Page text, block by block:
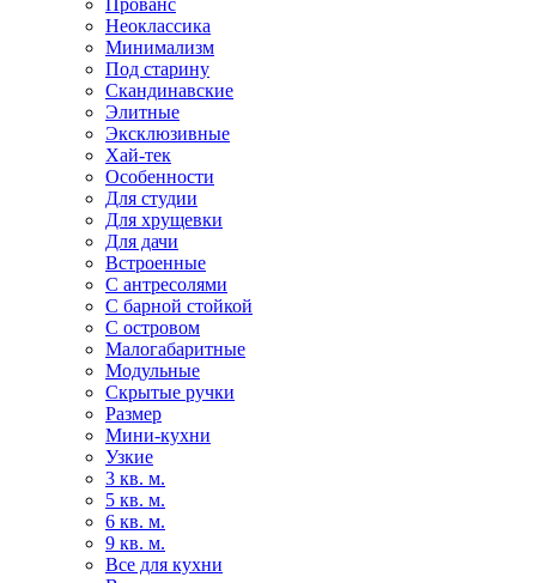
Неоклассика
Минимализм
Под старину
Скандинавские
Элитные
Эксклюзивные
Хай-тек
Особенности
Для студии
Для хрущевки
Для дачи
Встроенные
С антресолями
С барной стойкой
С островом
Малогабаритные
Модульные
Скрытые ручки
Размер
Мини-кухни
Узкие
3 кв. м.
5 кв. м.
6 кв. м.
9 кв. м.
Все для кухни